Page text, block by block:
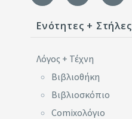
Ενότητες + Στήλες
Λόγος + Τέχνη
Βιβλιοθήκη
Βιβλιοσκόπιο
Comixoλόγιο